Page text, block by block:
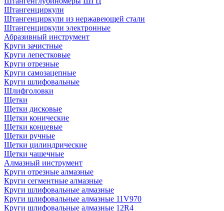
Штангенциркули
Штангенциркули из нержавеющей стали
Штангенциркули электронные
Абразивный инструмент
Круги зачистные
Круги лепестковые
Круги отрезные
Круги самозацепные
Круги шлифовальные
Шлифголовки
Щетки
Щетки дисковые
Щетки конические
Щетки концевые
Щетки ручные
Щетки цилиндрические
Щетки чашечные
Алмазный инструмент
Круги отрезные алмазные
Круги сегментные алмазные
Круги шлифовальные алмазные
Круги шлифовальные алмазные 11V970
Круги шлифовальные алмазные 12R4